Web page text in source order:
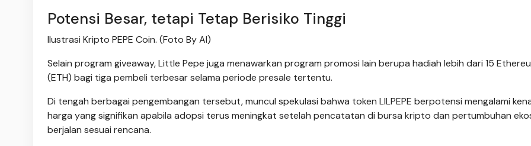
Potensi Besar, tetapi Tetap Berisiko Tinggi
Ilustrasi Kripto PEPE Coin. (Foto By AI)
Selain program giveaway, Little Pepe juga menawarkan program promosi lain berupa hadiah lebih dari 15
(ETH) bagi tiga pembeli terbesar selama periode presale tertentu.
Di tengah berbagai pengembangan tersebut, muncul spekulasi bahwa token LILPEPE berpotensi mengalami
harga yang signifikan apabila adopsi terus meningkat setelah pencatatan di bursa kripto dan pertumbuhan
berjalan sesuai rencana.